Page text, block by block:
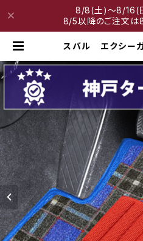
8/8(土)～8/16(
8/5以降のご注文は
スバル エクシー
アマット一式 カ
工